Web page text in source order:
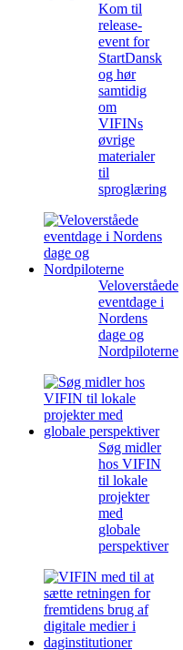
Kom til
release-
event for
StartDansk
og hør
samtidig
om
VIFINs
øvrige
materialer
til
sproglæring
Veloverståede
eventdage i
Nordens
dage og
Nordpiloterne
Søg midler
hos VIFIN
til lokale
projekter
med
globale
perspektiver